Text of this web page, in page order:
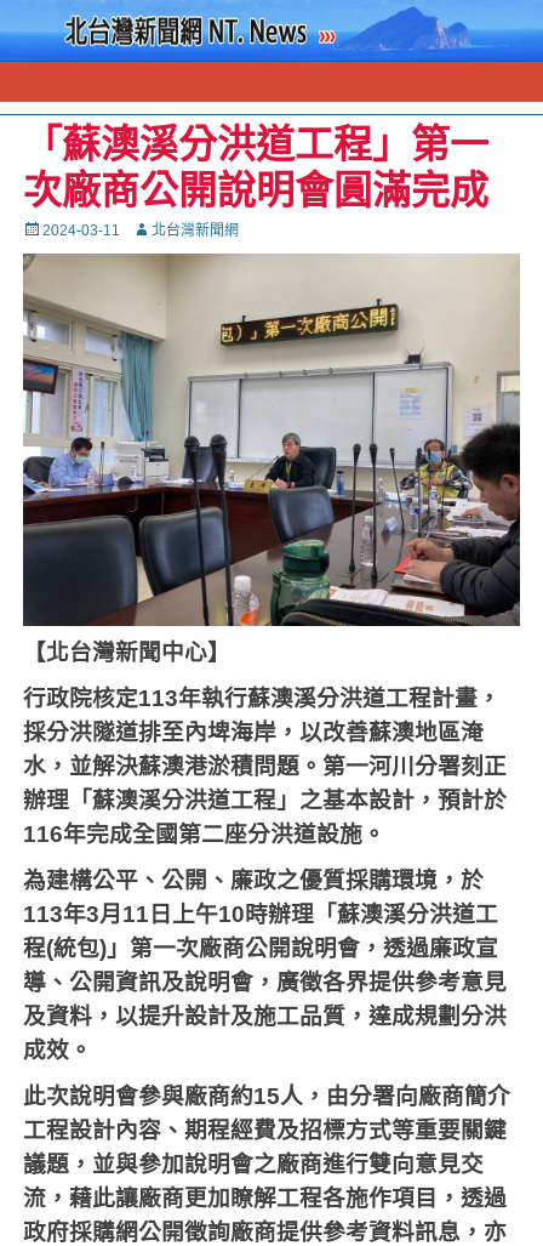
「蘇澳溪分洪道工程」第一
次廠商公開說明會圓滿完成
Posted
on
2024-03-11 Autor北台灣新聞網
【北台灣新聞中心】
行政院核定113年執行蘇澳溪分洪道工程計畫，
採分洪隧道排至內埤海岸，以改善蘇澳地區淹
水，並解決蘇澳港淤積問題。第一河川分署刻正
辦理「蘇澳溪分洪道工程」之基本設計，預計於
116年完成全國第二座分洪道設施。
為建構公平、公開、廉政之優質採購環境，於
113年3月 11 日上午10時辦理「蘇澳溪分洪道工
程(統包) 」第一次廠商公開說明會，透過廉政宣
導、公開資訊及說明會，廣徵各界提供參考意見
及資料，以提升設計及施工品質，達成規劃分洪
成效。
此次說明會參與廠商約15人，由分署向廠商簡介
工程設計內容、期程經費及招標方式等重要關鍵
議題，並與參加說明會之廠商進行雙向意見交
流，藉此讓廠商更加瞭解工程各施作項目，透過
政府採購網公開徵詢廠商提供參考資料訊息，亦